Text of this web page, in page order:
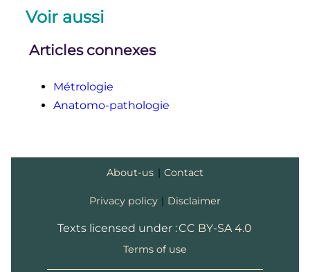
Eurofins Scientific
↑SFILSociété Française
LOI o
portant réforme de la biologie
janvier 2010relative à la biologie
médicale.
Voir aussi
Articles connexes
Métrologie
Anatomo-pathologie
About-us | Contact
Privacy policy Disclaimer
Texts licensed under :CC BY-SA 4.0
Terms of use